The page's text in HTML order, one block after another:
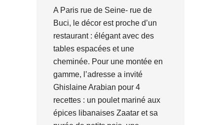
A Paris rue de Seine- rue de
Buci, le décor est proche d’un
restaurant : élégant avec des
tables espacées et une
cheminée. Pour une montée en
gamme, l’adresse a invité
Ghislaine Arabian pour 4
recettes : un poulet mariné aux
épices libanaises Zaatar et sa